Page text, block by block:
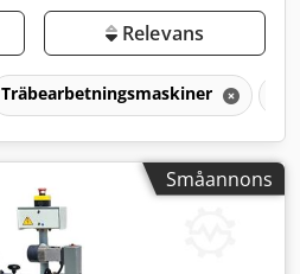
Relevans
Träbearbetningsmaskiner
Småannons